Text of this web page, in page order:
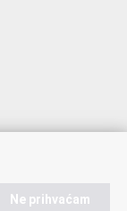
Ne prihvaćam